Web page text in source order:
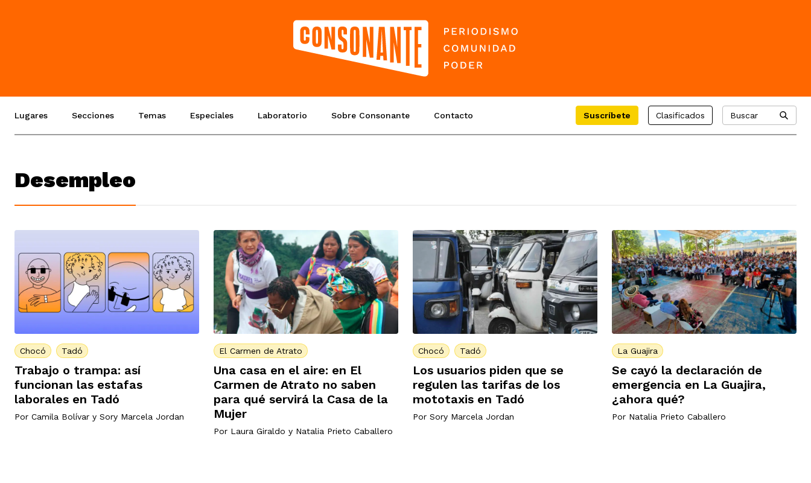
Lugares Secciones Temas Especiales Laboratorio Sobre Consonante Contacto Suscríbete Clasificados Buscar
Desempleo
Chocó Tadó
Trabajo o trampa: así
funcionan las estafas
laborales en Tadó
Por Camila Bolívar y Sory Marcela Jordan
El Carmen de Atrato
Una casa en el aire: en El
Carmen de Atrato no saben
para qué servirá la Casa de la
Mujer
Por Laura Giraldo y Natalia Prieto Caballero
Chocó Tadó
Los usuarios piden que se
regulen las tarifas de los
mototaxis en Tadó
Por Sory Marcela Jordan
La Guajira
Se cayó la declaración de
emergencia en La Guajira,
¿ahora qué?
Por Natalia Prieto Caballero